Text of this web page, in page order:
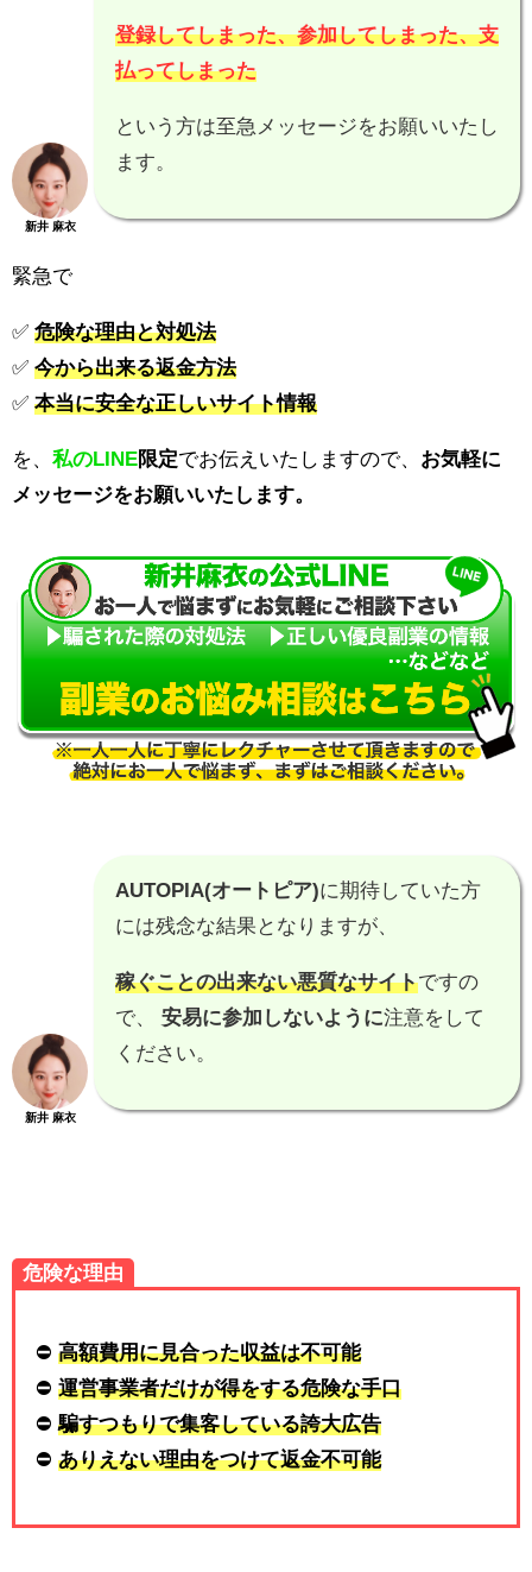
新井 麻衣
登録してしまった、参加してしまった、支
払ってしまった
という方は至急メッセージをお願いいたし
ます。
緊急で
✅ 危険な理由と対処法
✅ 今から出来る返金方法
✅ 本当に安全な正しいサイト情報
を、 私のLINE限定でお伝えいたしますので、 お気軽に
メッセージをお願いいたします。
新井 麻衣
AUTOPIA(オートピア)に期待していた方
には残念な結果となりますが、
稼ぐことの出来ない悪質なサイトですの
で、 安易に参加しないように注意をして
ください。
危険な理由
⛔ 高額費用に見合った収益は不可能
⛔ 運営事業者だけが得をする危険な手口
⛔騙すつもりで集客している誇大広告
⛔ ありえない理由をつけて返金不可能